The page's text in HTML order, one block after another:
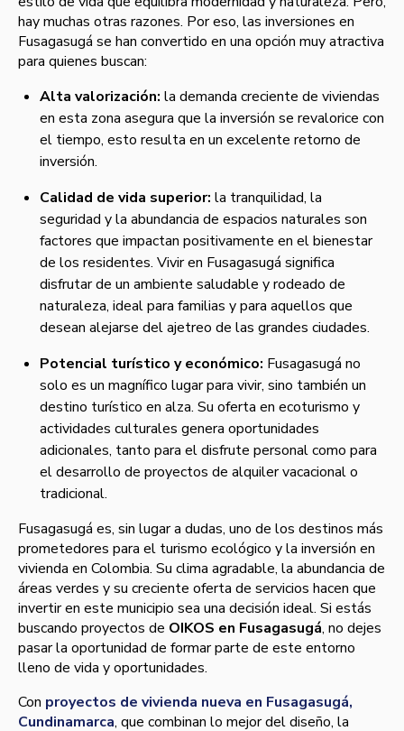
hay muchas otras razones. Por eso, las inversiones en
Fusagasugá se han convertido en una opción muy atractiva
para quienes buscan:
Alta valorización: la demanda creciente de viviendas
en esta zona asegura que la inversión se revalorice con
el tiempo, esto resulta en un excelente retorno de
inversión.
Calidad de vida superior: la tranquilidad, la
seguridad y la abundancia de espacios naturales son
factores que impactan positivamente en el bienestar
de los residentes. Vivir en Fusagasugá significa
disfrutar de un ambiente saludable y rodeado de
naturaleza, ideal para familias y para aquellos que
desean alejarse del ajetreo de las grandes ciudades.
Potencial turístico y económico: Fusagasugá no
solo es un magnífico lugar para vivir, sino también un
destino turístico en alza. Su oferta en ecoturismo y
actividades culturales genera oportunidades
adicionales, tanto para el disfrute personal como para
el desarrollo de proyectos de alquiler vacacional o
tradicional.
Fusagasugá es, sin lugar a dudas, uno de los destinos más
prometedores para el turismo ecológico y la inversión en
vivienda en Colombia. Su clima agradable, la abundancia de
áreas verdes y su creciente oferta de servicios hacen que
invertir en este municipio sea una decisión ideal. Si estás
buscando proyectos de OIKOS en Fusagasugá, no dejes
pasar la oportunidad de formar parte de este entorno
lleno de vida y oportunidades.
Con proyectos de vivienda nueva en Fusagasugá,
Cundinamarca, que combinan lo mejor del diseño, la